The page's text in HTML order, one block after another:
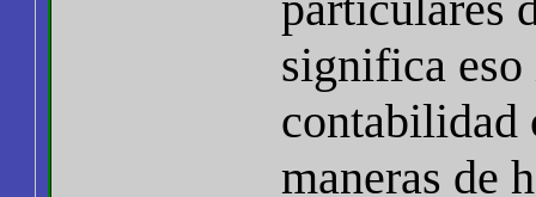
significa eso
contabilidad
maneras de